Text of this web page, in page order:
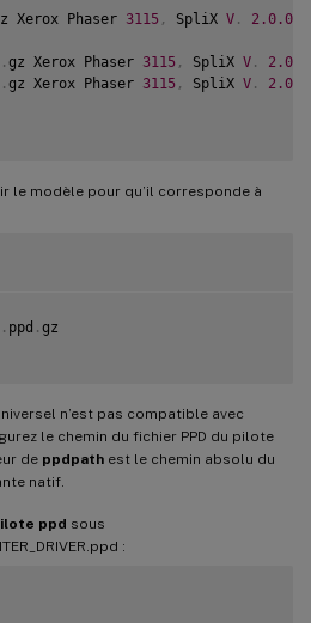
Xerox Phaser 3115 , SpliX V . 2.0 .0
. gz Xerox Phaser 3115 , SpliX V . 2.0
. gz Xerox Phaser 3115 , SpliX V . 2.0
le modèle pour qu’il corresponde à
. ppd . gz
n’est pas compatible avec
le chemin du fichier PPD du pilote
de ppdpath est le chemin absolu du
natif.
ppd sous
: